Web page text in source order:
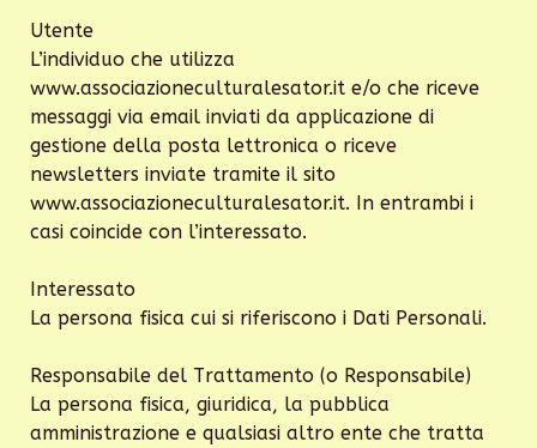
Utente
L’individuo che utilizza
www.associazioneculturalesator.it e/o che riceve
messaggi via email inviati da applicazione di
gestione della posta lettronica o riceve
newsletters inviate tramite il sito
www.associazioneculturalesator.it. In entrambi i
casi coincide con l’interessato.
Interessato
La persona fisica cui si riferiscono i Dati Personali.
Responsabile del Trattamento (o Responsabile)
La persona fisica, giuridica, la pubblica
amministrazione e qualsiasi altro ente che tratta